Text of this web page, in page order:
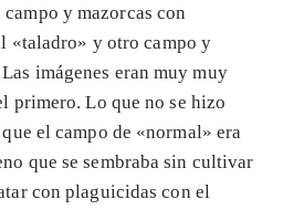
y mazorcas con
«taladro» y otro campo y
imágenes eran muy muy
primero. Lo que no se hizo
el campo de «normal» era
que se sembraba sin cultivar
con plaguicidas con el